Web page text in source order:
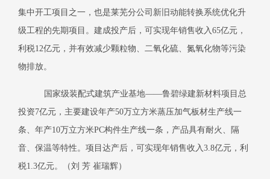
集中开工项目之一，也是莱芜分公司新旧动能转换系统优化升
级工程的先期项目。建成投产后，可实现年销售收入65亿元，
利税12亿元，并有效减少颗粒物、二氧化硫、氮氧化物等污染
物排放。
国家级装配式建筑产业基地——鲁碧绿建新材料项目总
投资7亿元，主要建设年产50万立方米蒸压加气板材生产线一
条、年产10万立方米PC构件生产线一条，产品具有耐火、隔
音、保温等特性。项目达产后，可实现年销售收入3.8亿元，利
税1.3亿元。（刘 芳 崔瑞辉）